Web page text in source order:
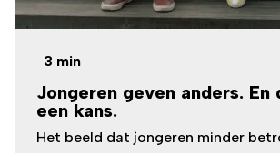
3 min
Jongeren geven anders. En
een kans.
Het beeld dat jongeren minder